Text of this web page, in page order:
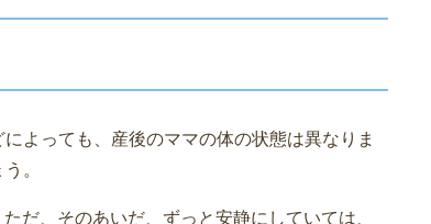
よっても、産後のママの体の状態は異なりま
。
だ、そのあいだ、ずっと安静にしていては、